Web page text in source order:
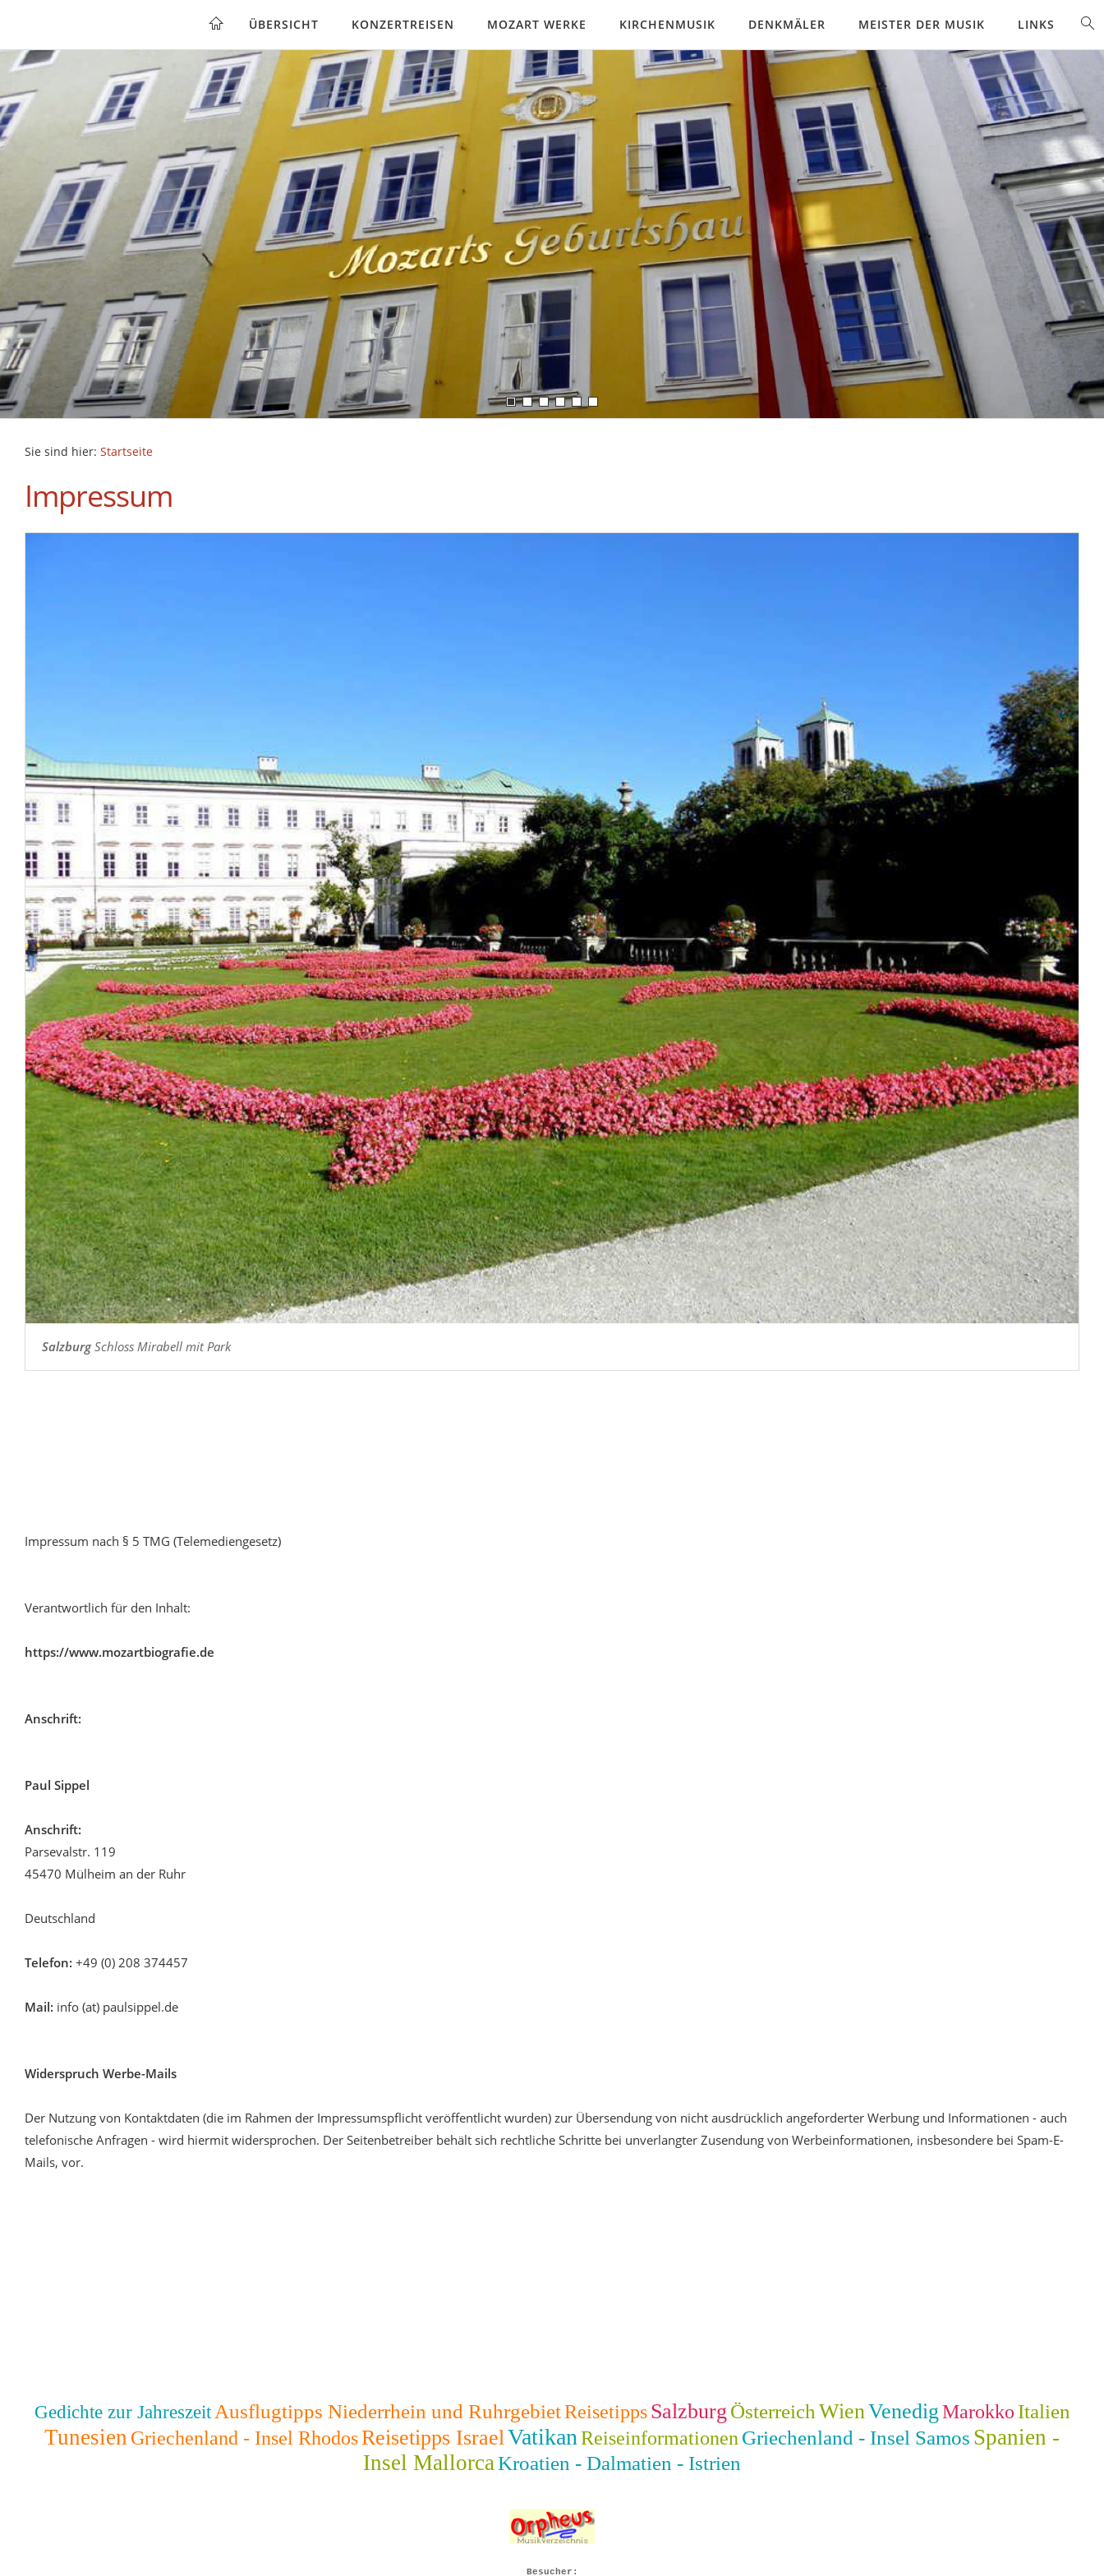
ÜBERSICHT KONZERTREISEN MOZART WERKE KIRCHENMUSIK DENKMÄLER MEISTER DER MUSIK LINKS
Sie sind hier: Startseite
Impressum
SalzburgSchloss Mirabell mit Park
Impressum nach § 5 TMG (Telemediengesetz)
Verantwortlich für den Inhalt:
https://www.mozartbiografie.de
Anschrift:
Paul Sippel
Anschrift:
Parsevalstr. 119
45470 Mülheim an der Ruhr
Deutschland
Telefon: +49 (0) 208 374457
Mail: info (at) paulsippel.de
Widerspruch Werbe-Mails
Der Nutzung von Kontaktdaten (die im Rahmen der Impressumspflicht veröffentlicht wurden) zur Übersendung von nicht ausdrücklich angeforderter Werbung und Informationen - auch
telefonische Anfragen - wird hiermit widersprochen. Der Seitenbetreiber behält sich rechtliche Schritte bei unverlangter Zusendung von Werbeinformationen, insbesondere bei Spam-E-
Mails, vor.
Gedichte zur Jahreszeit Ausflugtipps Niederrhein und RuhrgebietReisetipps Salzburg Österreich WienVenedigMarokko Italien
Tunesien Griechenland - Insel RhodosReisetipps Israel Vatikan Reiseinformationen Griechenland - Insel Samos Spanien -
Insel Mallorca Kroatien - Dalmatien - Istrien
Besucher: